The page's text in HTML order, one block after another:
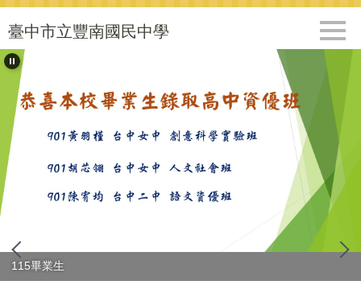
跳
到
主
要
容
區
臺中市立豐南國民中學
115畢業生